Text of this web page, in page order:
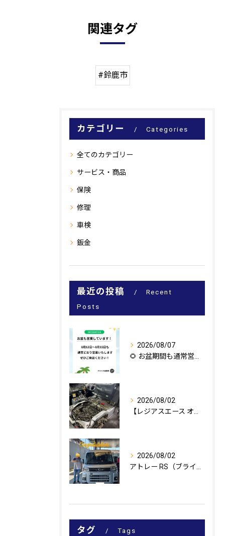
関連タグ
#鈴鹿市
カテゴリー Categories
全てのカテゴリー
サービス・商品
保険
修理
車検
鈑金
最近の投稿
Recent
Posts
2026/08/07
🌻 お盆期間も通常営業いたします！ 🌻
2026/08/02
【レジアスエース オイル漏れ修理🔧】
2026/08/02
アトレー RS（ブライトシルバーメタリック）のご納車、おめで...
タグ Tags